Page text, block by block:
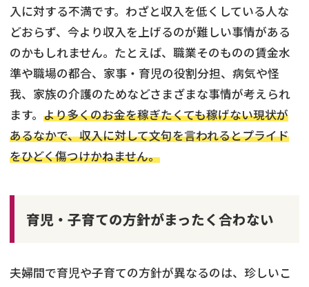
入に対する不満です。わざと収入を低くしている人な
どおらず、今より収入を上げるのが難しい事情がある
のかもしれません。たとえば、職業そのものの賃金水
準や職場の都合、家事・育児の役割分担、病気や怪
我、家族の介護のためなどさまざまな事情が考えられ
ます。 より多くのお金を稼ぎたくても稼げない現状が
あるなかで、収入に対して文句を言われるとプライド
をひどく傷つけかねません。
育児・子育ての方針がまったく合わない
夫婦間で育児や子育ての方針が異なるのは、珍しいこ